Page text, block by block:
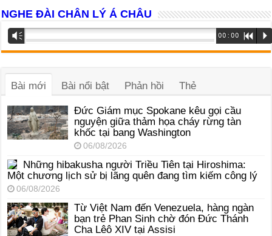
NGHE ĐÀI CHÂN LÝ Á CHÂU
Trình
phát
âm
Vm 00:00 R P
Bài mới Bài nổi bật Phản hồi Thẻ
Đức Giám mục Spokane kêu gọi cầu
nguyện giữa thảm họa cháy rừng tàn
khốc tại bang Washington
06/08/2026
Những hibakusha người Triều Tiên tại Hiroshima:
Một chương lịch sử bị lãng quên đang tìm kiếm công lý
06/08/2026
Từ Việt Nam đến Venezuela, hàng ngàn
bạn trẻ Phan Sinh chờ đón Đức Thánh
Cha Lêô XIV tại Assisi